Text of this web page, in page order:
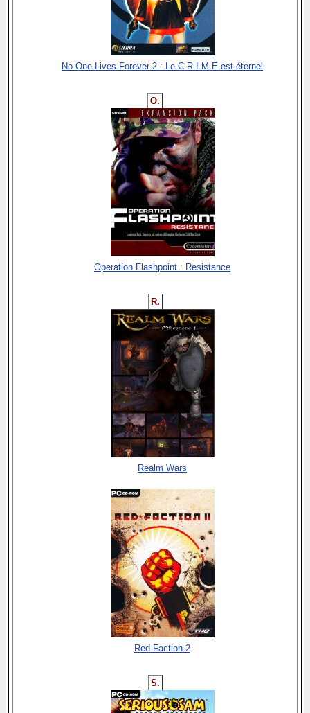
No One Lives Forever 2 : Le C.R.I.M.E est éternel
O.
Operation Flashpoint : Resistance
R.
Realm Wars
Red Faction 2
S.